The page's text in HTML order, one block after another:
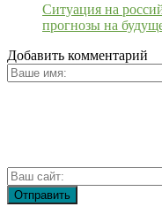
Ситуация на
прогнозы на
Добавить комментарий